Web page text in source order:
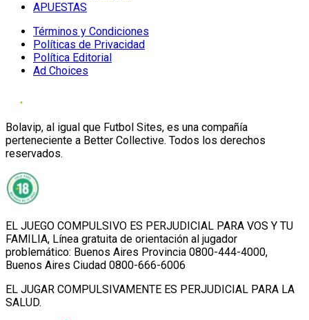
APUESTAS
Términos y Condiciones
Políticas de Privacidad
Política Editorial
Ad Choices
Bolavip, al igual que Futbol Sites, es una compañía
perteneciente a Better Collective. Todos los derechos
reservados.
EL JUEGO COMPULSIVO ES PERJUDICIAL PARA VOS Y TU
FAMILIA, Línea gratuita de orientación al jugador
problemático: Buenos Aires Provincia 0800-444-4000,
Buenos Aires Ciudad 0800-666-6006
EL JUGAR COMPULSIVAMENTE ES PERJUDICIAL PARA LA
SALUD.